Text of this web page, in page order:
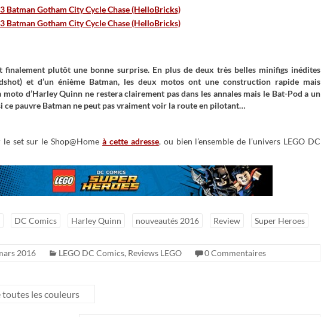
finalement plutôt une bonne surprise. En plus de deux très belles minifigs inédites
et d’un énième Batman, les deux motos ont une construction rapide mais
d’Harley Quinn ne restera clairement pas dans les annales mais le Bat-Pod a un
ce pauvre Batman ne peut pas vraiment voir la route en pilotant…
set sur le Shop@Homeà cette adresse, ou bien l’ensemble de l’univers LEGO DC
DC Comics Harley Quinn nouveautés 2016 Review Super Heroes
2016 LEGO DC Comics, Reviews LEGO 0 Commentaires
les couleurs